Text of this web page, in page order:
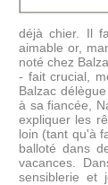
déjà chier. Il
aimable or,
noté chez
- fait crucial,
Balzac
à sa fiancée,
expliquer les
loin (tant qu'à
balloté dans
vacances.
sensiblerie et